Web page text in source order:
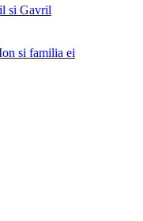
si Gavril
si familia ei